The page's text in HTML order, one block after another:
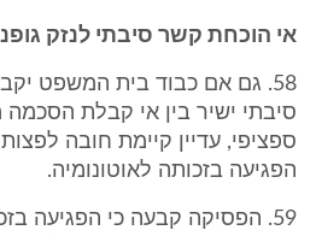
אי הוכחת קשר סיבתי לנזק
58. גם אם כבוד בית המשפט
סיבתי ישיר בין אי קבלת הסכמה
ספציפי, עדיין קיימת חובה
הפגיעה בזכותה לאוטונומיה.
59. הפסיקה קבעה כי הפגיעה